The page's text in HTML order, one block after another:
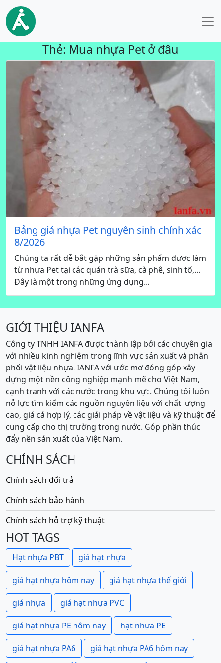
Thẻ: Mua nhựa Pet ở đâu
Bảng giá nhựa Pet nguyên sinh chính xác
8/2026
Chúng ta rất dễ bắt gặp những sản phẩm được làm
từ nhựa Pet tại các quán trà sữa, cà phê, sinh tố,...
Đây là một trong những ứng dụng...
GIỚI THIỆU IANFA
Công ty TNHH IANFA được thành lập bởi các chuyên gia
với nhiều kinh nghiệm trong lĩnh vực sản xuất và phân
phối vật liệu nhựa. IANFA với ước mơ đóng góp xây
dựng một nền công nghiệp mạnh mẽ cho Việt Nam,
cạnh tranh với các nước trong khu vực. Chúng tôi luôn
nỗ lực tìm kiếm các nguồn nguyên liệu với chất lượng
cao, giá cả hợp lý, các giải pháp về vật liệu và kỹ thuật để
cung cấp cho thị trường trong nước. Góp phần thúc
đẩy nền sản xuất của Việt Nam.
CHÍNH SÁCH
Chính sách đổi trả
Chính sách bảo hành
Chính sách hỗ trợ kỹ thuật
HOT TAGS
Hạt nhựa PBT giá hạt nhựa
giá hạt nhựa hôm nay giá hạt nhựa thế giới
giá nhựa giá hạt nhựa PVC
giá hạt nhựa PE hôm nay hạt nhựa PE
giá hạt nhựa PA6 giá hạt nhựa PA6 hôm nay